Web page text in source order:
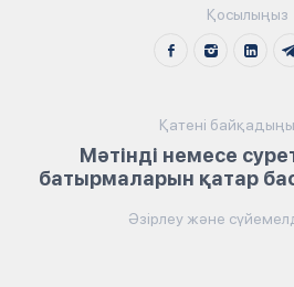
Қосылыңыз
Қатені
Мәтінді немесе
батырмаларын қатар
Әзірлеу және